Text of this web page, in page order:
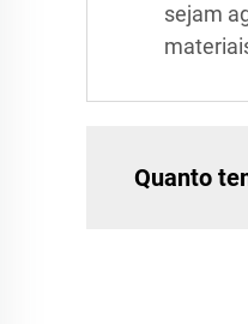
sejam
Quanto